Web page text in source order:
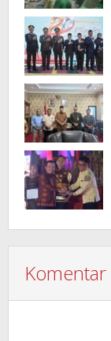
Komentar